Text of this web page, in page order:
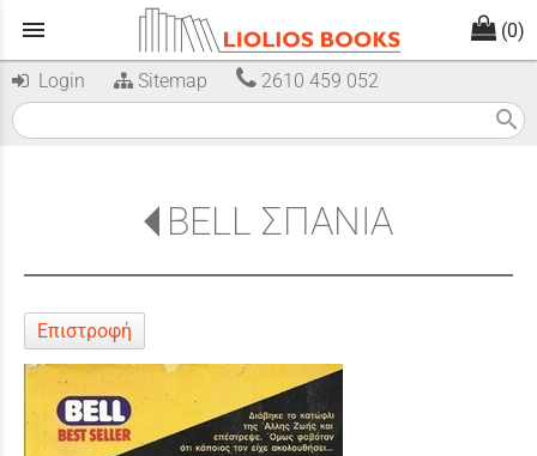
menu (0)
Login Sitemap 2610 459 052
search
BELL ΣΠΑΝΙΑ
Επιστροφή